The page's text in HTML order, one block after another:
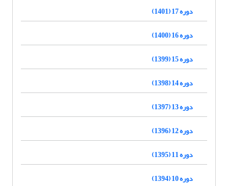
دوره 17 (1401)
دوره 16 (1400)
دوره 15 (1399)
دوره 14 (1398)
دوره 13 (1397)
دوره 12 (1396)
دوره 11 (1395)
دوره 10 (1394)